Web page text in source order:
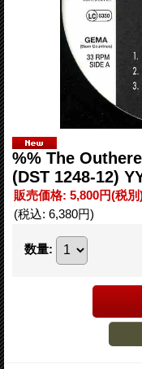
%% The
(DST 1248-12)
販売価格: 5,800円(税別
(税込: 6,380円)
数量: